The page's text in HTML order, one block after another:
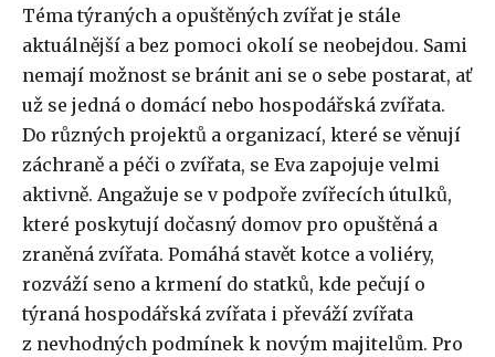
Téma týraných a opuštěných zvířat je stále
aktuálnější a bez pomoci okolí se neobejdou. Sami
nemají možnost se bránit ani se o sebe postarat, ať
už se jedná o domácí nebo hospodářská zvířata.
Do různých projektů a organizací, které se věnují
záchraně a péči o zvířata, se Eva zapojuje velmi
aktivně. Angažuje se v podpoře zvířecích útulků,
které poskytují dočasný domov pro opuštěná a
zraněná zvířata. Pomáhá stavět kotce a voliéry,
rozváží seno a krmení do statků, kde pečují o
týraná hospodářská zvířata i převáží zvířata
z nevhodných podmínek k novým majitelům. Pro